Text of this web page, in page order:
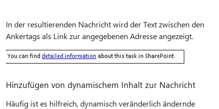
In der resultierenden Nachricht wird der Text zwischen den
Ankertags als Link zur angegebenen Adresse angezeigt.
Hinzufügen von dynamischem Inhalt zur Nachricht
Häufig ist es hilfreich, dynamisch veränderlich ändernde